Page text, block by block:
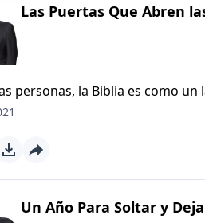
Las Puertas Que Abren
personas, la Biblia es como
El estudio de hoy está
que hay tres puertas por las
comprender su significado.
Un Año Para Soltar y